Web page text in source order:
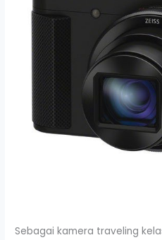
Sebagai kamera traveling